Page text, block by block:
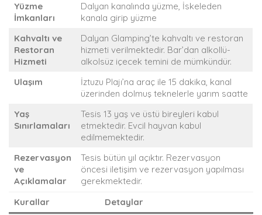
Yüzme
İmkanları
Dalyan kanalında yüzme, İskeleden
kanala girip yüzme
Kahvaltı ve
Restoran
Hizmeti
Dalyan Glamping’te kahvaltı ve restoran
hizmeti verilmektedir. Bar’dan alkollü-
alkolsüz içecek temini de mümkündür.
Ulaşım
İztuzu Plajı’na araç ile 15 dakika, kanal
üzerinden dolmuş teknelerle yarım saatte
Yaş
Sınırlamaları
Tesis 13 yaş ve üstü bireyleri kabul
etmektedir. Evcil hayvan kabul
edilmemektedir.
Rezervasyon
ve
Açıklamalar
Tesis bütün yıl açıktır. Rezervasyon
öncesi iletişim ve rezervasyon yapılması
gerekmektedir.
Kurallar
Detaylar